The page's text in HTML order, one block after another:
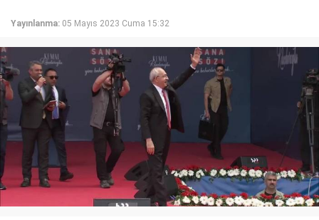
Yayınlanma: 05 Mayıs 2023 Cuma 15:32